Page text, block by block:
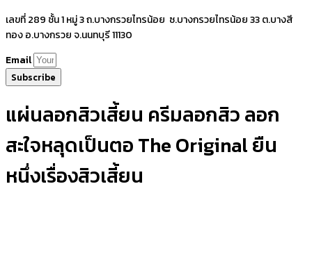
เลขที่ 289 ชั้น 1 หมู่ 3 ถ.บางกรวยไทรน้อย ซ.บางกรวยไทรน้อย 33 ต.บางสี
ทอง อ.บางกรวย จ.นนทบุรี 11130
Email
Subscribe
แผ่นลอกสิวเสี้ยน ครีมลอกสิว ลอก
สะใจหลุดเป็นตอ The Original ยืน
หนึ่งเรื่องสิวเสี้ยน